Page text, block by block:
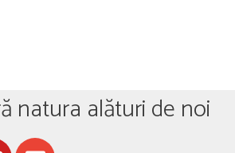
natura alături de noi